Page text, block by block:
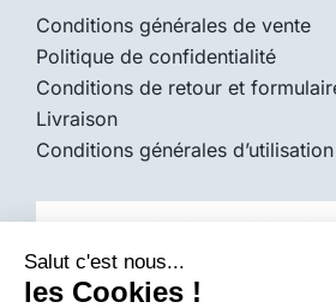
Conditions générales de vente
Politique de confidentialité
Conditions de retour et
Livraison
Conditions générales d’utilisation